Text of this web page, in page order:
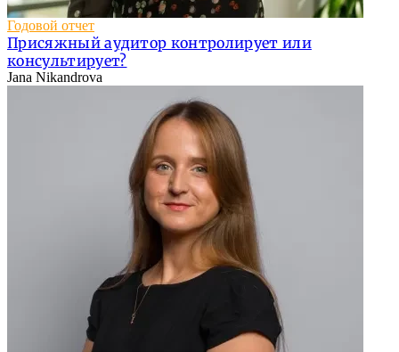
Годовой отчет
Присяжный аудитор контролирует или
консультирует?
Jana Nikandrova